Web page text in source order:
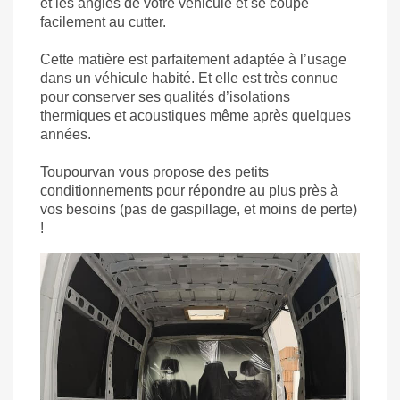
et les angles de votre véhicule et se coupe
facilement au cutter.
Cette matière est parfaitement adaptée à l’usage
dans un véhicule habité. Et elle est très connue
pour conserver ses qualités d’isolations
thermiques et acoustiques même après quelques
années.
Toupourvan vous propose des petits
conditionnements pour répondre au plus près à
vos besoins (pas de gaspillage, et moins de perte)
!